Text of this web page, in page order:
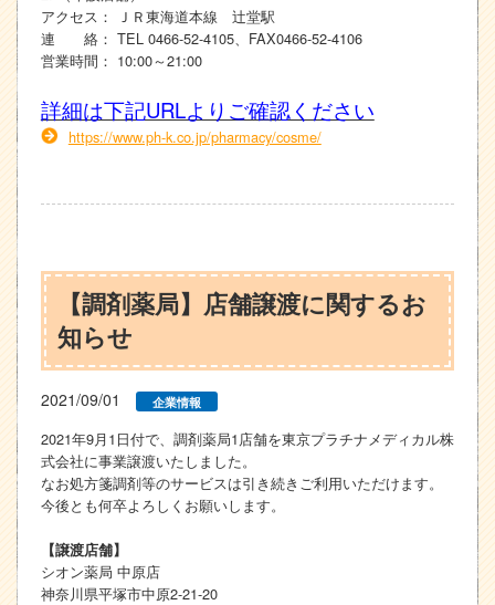
アクセス： ＪＲ東海道本線 辻堂駅
連 絡： TEL 0466-52-4105、FAX0466-52-4106
営業時間： 10:00～21:00
詳細は下記URLよりご確認ください
https://www.ph-k.co.jp/pharmacy/cosme/
【調剤薬局】店舗譲渡に関するお
知らせ
2021/09/01 企業情報
2021年9月1日付で、調剤薬局1店舗を東京プラチナメディカル株
式会社に事業譲渡いたしました。
なお処方箋調剤等のサービスは引き続きご利用いただけます。
今後とも何卒よろしくお願いします。
【譲渡店舗】
シオン薬局 中原店
神奈川県平塚市中原2-21-20